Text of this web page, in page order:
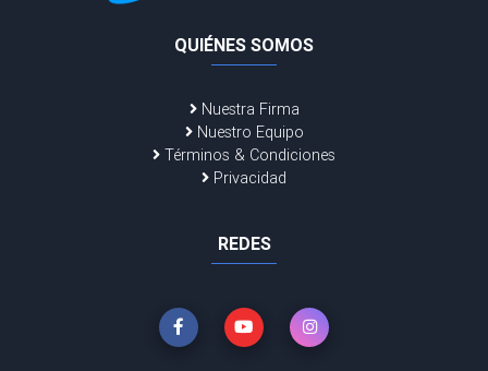
QUIÉNES SOMOS
Nuestra Firma
Nuestro Equipo
Términos & Condiciones
Privacidad
REDES